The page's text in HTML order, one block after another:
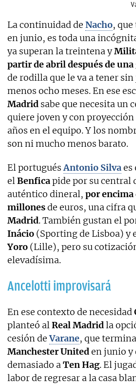
La continuidad de Nacho,
en junio, es toda una
ya superan la treintena y
partir de abril después de
de rodilla que le va a tener
menos ocho meses. En ese
Madrid sabe que necesita un
quiere joven y con
años en el equipo. Y los
son ni mucho menos barato.
El portuguésAntonio Silvaes
elBenficapide por su central
auténtico dineral, por encima
millonesde euros, una cifra
Madrid. También gustan el
Inácio (Sporting de Lisboa) y
Yoro (Lille), pero su
elevadísima.
Ancelotti improvisará
En ese contexto de necesidad
planteó alReal Madridla
cesión deVarane, que
Manchester Uniteden junio y
demasiado aTen Hag. El
labor de regresar a la casa